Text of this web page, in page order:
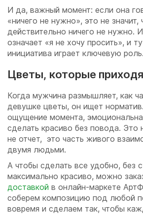
И да, важный момент: если она
«ничего не нужно», это не значит,
действительно ничего не нужно.
означает «я не хочу просить», и
инициатива играет ключевую роль.
Цветы, которые
Когда мужчина размышляет, как
девушке цветы, он ищет
ощущение момента,
сделать красиво без повода. Это
не отчет, это часть живого
двумя людьми.
А чтобы сделать все удобно, без
максимально красиво, можно
доставкой в онлайн-маркете
соберем композицию под любой
вовремя и сделаем так, чтобы